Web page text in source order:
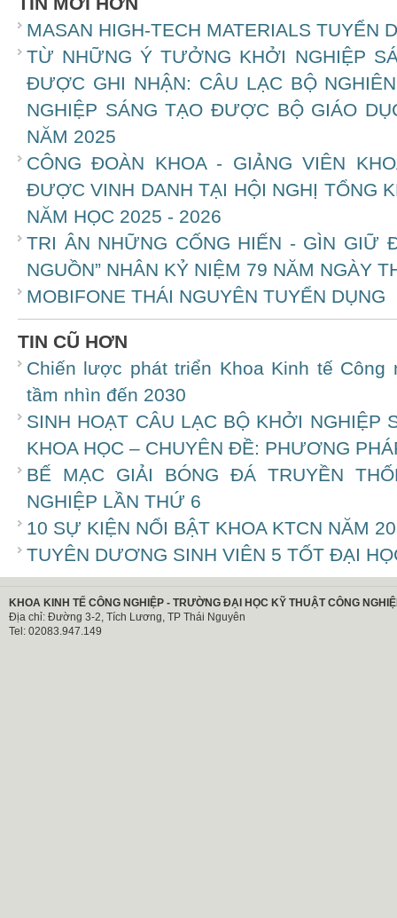
MASAN HIGH-TECH MATERIALS TUYỂN
TỪ NHỮNG Ý TƯỞNG KHỞI NGHIỆP
ĐƯỢC GHI NHẬN: CÂU LẠC BỘ
NGHIỆP SÁNG TẠO ĐƯỢC BỘ GIÁO
NĂM 2025
CÔNG ĐOÀN KHOA - GIẢNG VIÊN
ĐƯỢC VINH DANH TẠI HỘI NGHỊ TỔNG
NĂM HỌC 2025 - 2026
TRI ÂN NHỮNG CỐNG HIẾN - GÌN GIỮ
NGUỒN” NHÂN KỶ NIỆM 79 NĂM NGÀY
MOBIFONE THÁI NGUYÊN TUYỂN DỤNG
TIN CŨ HƠN
Chiến lược phát triển Khoa Kinh tế Công
tầm nhìn đến 2030
SINH HOẠT CÂU LẠC BỘ KHỞI NGHIỆP
KHOA HỌC – CHUYÊN ĐỀ: PHƯƠNG
BẾ MẠC GIẢI BÓNG ĐÁ TRUYỀN
NGHIỆP LẦN THỨ 6
10 SỰ KIỆN NỔI BẬT KHOA KTCN NĂM
TUYÊN DƯƠNG SINH VIÊN 5 TỐT ĐẠI
KHOA KINH TẾ CÔNG NGHIỆP - TRƯỜNG ĐẠI HỌC KỸ THUẬT CÔNG
Địa chỉ: Đường 3-2, Tích Lương, TP Thái Nguyên
Tel: 02083.947.149